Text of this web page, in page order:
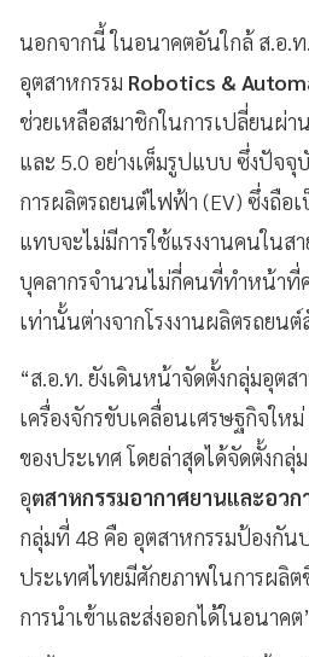
นอกจากนี้ ในอนาคตอันใกล้ ส.อ.ท
อุตสาหกรรม Robotics &
ช่วยเหลือสมาชิกในการเปลี่ยนผ่า
และ 5.0 อย่างเต็มรูปแบบ ซึ่งปัจ
การผลิตรถยนต์ไฟฟ้า (EV) ซึ่งถือ
แทบจะไม่มีการใช้แรงงานคนในส
บุคลากรจำนวนไม่กี่คนที่ทำหน้าที่
เท่านั้นต่างจากโรงงานผลิตรถยน
“ส.อ.ท. ยังเดินหน้าจัดตั้งกลุ่มอุตส
เครื่องจักรขับเคลื่อนเศรษฐกิจให
ของประเทศ โดยล่าสุดได้จัดตั้งกลุ่
อุตสาหกรรมอากาศยานและอวก
กลุ่มที่ 48 คือ อุตสาหกรรมป้องกัน
ประเทศไทยมีศักยภาพในการผลิ
การนำเข้าและส่งออกได้ในอนาคต